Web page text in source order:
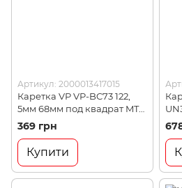
Артикул: 2000013417015
Каретка VP VP-BC73 122,
5мм 68мм под квадрат MTB
(BBC-29-02)
369 грн
Купити